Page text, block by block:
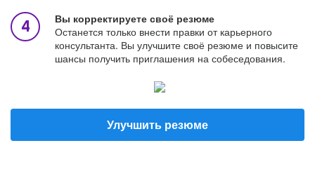
Вы корректируете своё резюме
Останется только внести правки от карьерного
консультанта. Вы улучшите своё резюме и повысите
шансы получить приглашения на собеседования.
Улучшить резюме